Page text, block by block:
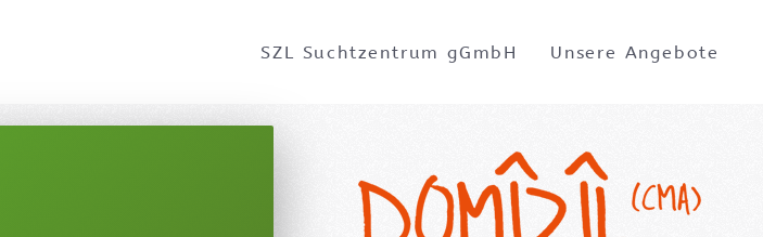
SZL Suchtzentrum gGmbH Unsere Angebote